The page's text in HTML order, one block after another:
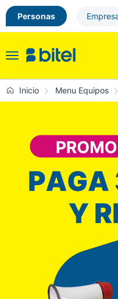
Personas
Toggle
Inicio Menu Equipos